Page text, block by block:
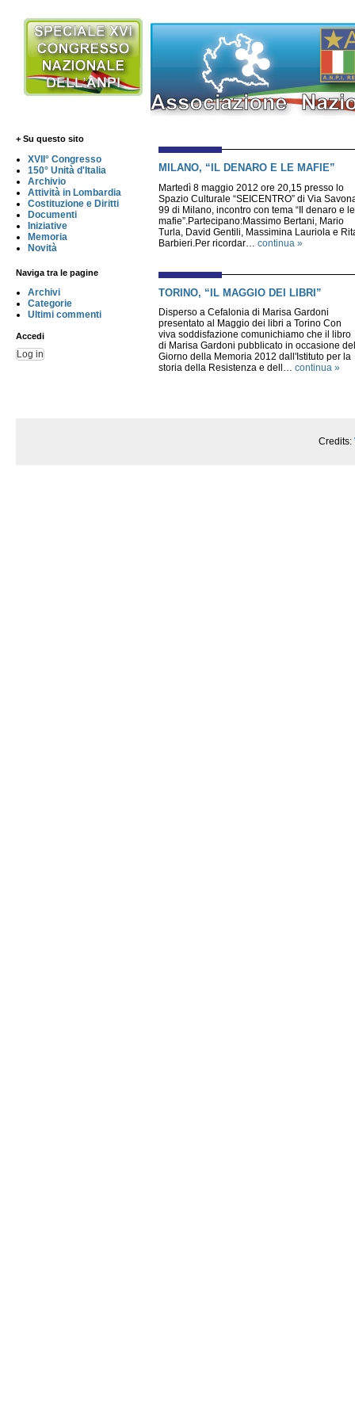
+ Su questo sito
XVII° Congresso
150° Unità d'Italia
Archivio
Attività in Lombardia
Costituzione e Diritti
Documenti
Iniziative
Memoria
Novità
Naviga tra le pagine
Archivi
Categorie
Ultimi commenti
Accedi
Log in
MILANO, “IL DENARO E LE MAFIE”
Martedì 8 maggio 2012 ore 20,15 presso lo
Spazio Culturale “SEICENTRO” di Via
99 di Milano, incontro con tema “Il denaro e le
mafie”.Partecipano:Massimo Bertani, Mario
Turla, David Gentili, Massimina Lauriola e
Barbieri.Per ricordar… continua »
TORINO, “IL MAGGIO DEI LIBRI”
Disperso a Cefalonia di Marisa Gardoni
presentato al Maggio dei libri a Torino Con
viva soddisfazione comunichiamo che il libro
di Marisa Gardoni pubblicato in occasione del
Giorno della Memoria 2012 dall'Istituto per la
storia della Resistenza e dell… continua »
Credits: